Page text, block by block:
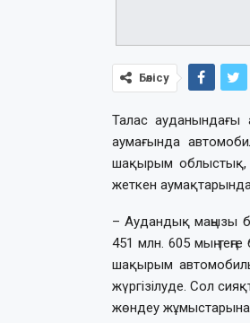
Бөлісу
Талас
аумағында
шақырым облыстық,
жеткен
– Аудандық маңызы
451 млн. 605 мың
шақырым
жүргізілуде. Сол
жөндеу жұмыстарына